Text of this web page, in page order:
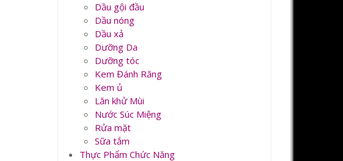
Dầu gội đầu
Dầu nóng
Dầu xả
Dưỡng Da
Dưỡng tóc
Kem Đánh Răng
Kem ủ
Lăn khử Mùi
Nước Súc Miệng
Rửa mặt
Sữa tắm
Thực Phẩm Chức Năng